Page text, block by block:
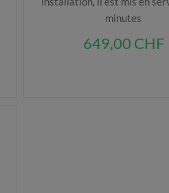
minutes
649,00 CHF